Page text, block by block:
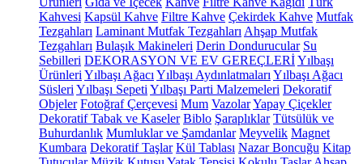
Kahvesi Kapsül Kahve Filtre Kahve Çekirdek Kahve Mutfak
Tezgahları Laminant Mutfak Tezgahları Ahşap Mutfak
Tezgahları Bulaşık Makineleri Derin Dondurucular Su
Sebilleri DEKORASYON VE EV GEREÇLERİYılbaşı
Ürünleri Yılbaşı Ağacı Yılbaşı Aydınlatmaları Yılbaşı Ağacı
Süsleri Yılbaşı Sepeti Yılbaşı Parti Malzemeleri Dekoratif
Objeler Fotoğraf Çerçevesi Mum VazolarYapay Çiçekler
Dekoratif Tabak ve Kaseler Biblo Şaraplıklar Tütsülük ve
Buhurdanlık Mumluklar ve Şamdanlar Meyvelik Magnet
Kumbara Dekoratif Taşlar Kül Tablası Nazar Boncuğu Kitap